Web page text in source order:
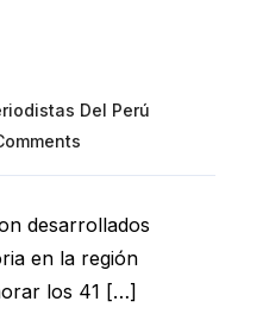
Del Perú
desarrollados
en la región
los 41 […]